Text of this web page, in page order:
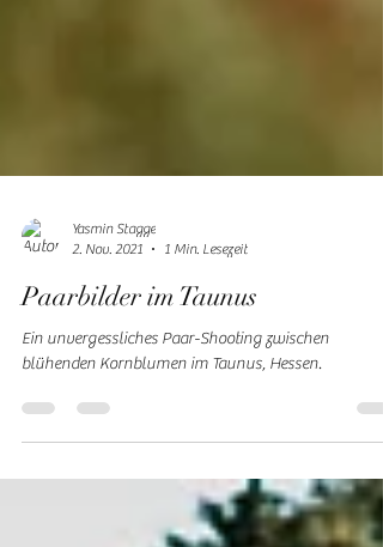
2. Nov. 2021
1 Min. Lesezeit
Paarbilder im Taunus
Ein unvergessliches Paar-Shooting zwischen
blühenden Kornblumen im Taunus, Hessen.